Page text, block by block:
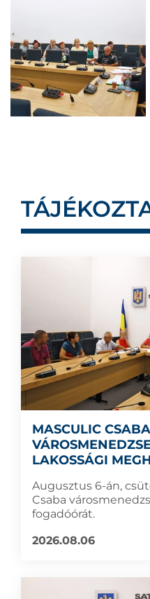
MASCULIC CSABA
LAKOSSÁGI
Augusztus 6-án,
Csaba
fogadóórát.
2026.08.06